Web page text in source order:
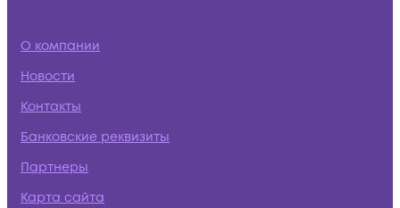
О компании
Новости
Контакты
Банковские реквизиты
Партнеры
Карта сайта